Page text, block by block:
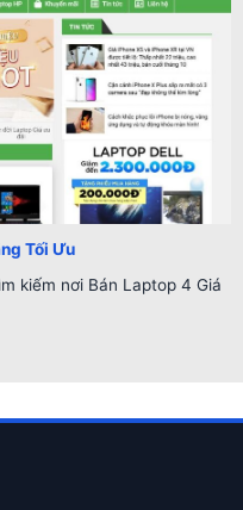
Tối Ưu
kiếm nơi Bán Laptop 4 Giá